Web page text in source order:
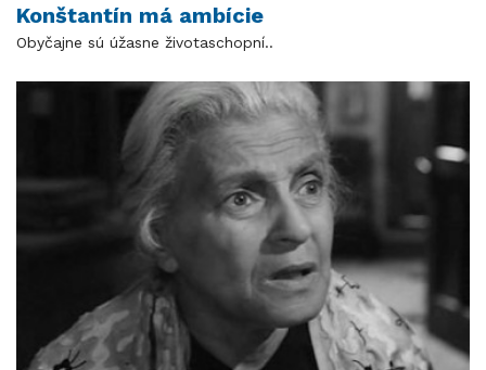
Konštantín má ambície
Obyčajne sú úžasne životaschopní..